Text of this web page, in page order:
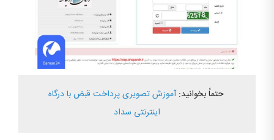
حتماً بخوانید:آموزش تصویری پرداخت قبض با درگاه
اینترنتی سداد